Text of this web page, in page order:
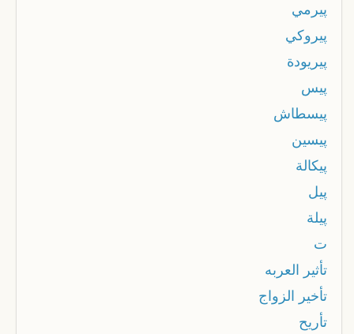
پيرمي
پيروكي
پيريودة
پيس
پيسطاش
پيسين
پيكالة
پيل
پيلة
ت
تأثير العربه
تأخير الزواج
تأريح